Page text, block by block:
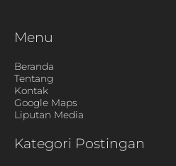
Menu
Beranda
Tentang
Kontak
Google Maps
Liputan Media
Kategori Postingan